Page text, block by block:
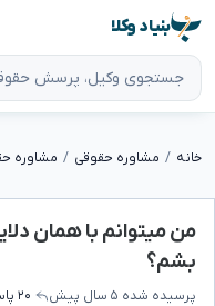
بنیاد وکلا
خانه مشاوره حقوقی مشاوره
من میتوانم با همان
بشم؟
پرسیده شده ۵ سال پیش ۲۰ پاسخ